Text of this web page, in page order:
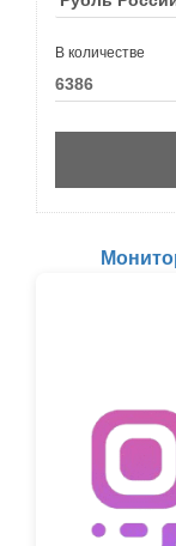
В количестве